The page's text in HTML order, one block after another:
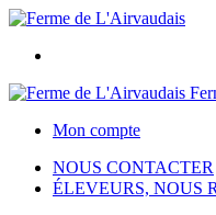
Mon compte
NOUS CONTACTER
ÉLEVEURS, NOUS